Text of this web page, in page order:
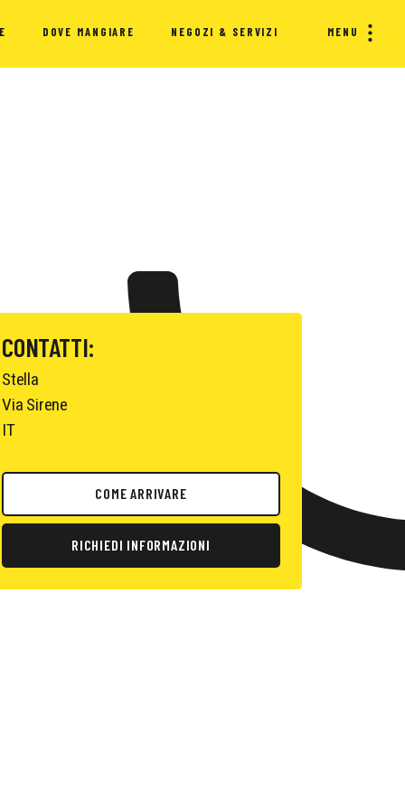
DOVE MANGIARE NEGOZI & SERVIZI MENU
CONTATTI:
Stella
Via Sirene
IT
COME ARRIVARE
RICHIEDI INFORMAZIONI